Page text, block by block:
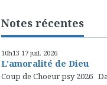
Notes récentes
10h13 17 juil. 2026
L'amoralité de Dieu
Coup de Choeur psy 2026